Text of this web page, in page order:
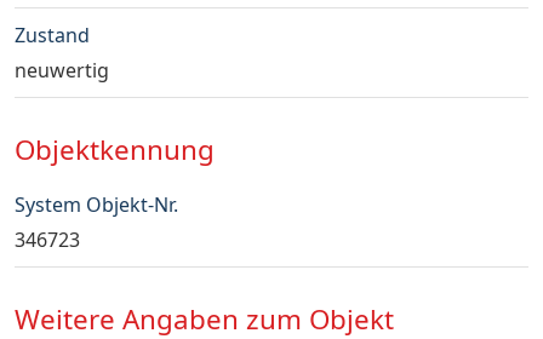
Zustand
neuwertig
Objektkennung
System Objekt-Nr.
346723
Weitere Angaben zum Objekt